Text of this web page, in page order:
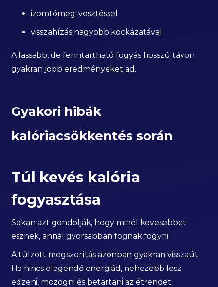
izomtömeg-vesztéssel
visszahízás nagyobb kockázatával
A lassabb, de fenntartható fogyás hosszú távon
gyakran jobb eredményeket ad.
Gyakori hibák
kalóriacsökkentés során
Túl kevés kalória
fogyasztása
Sokan azt gondolják, hogy minél kevesebbet
esznek, annál gyorsabban fognak fogyni.
A túlzott megszorítás azonban gyakran visszaüt.
Ha nincs elegendő energiád, nehezebb lesz
edzeni, mozogni és betartani az étrendet.